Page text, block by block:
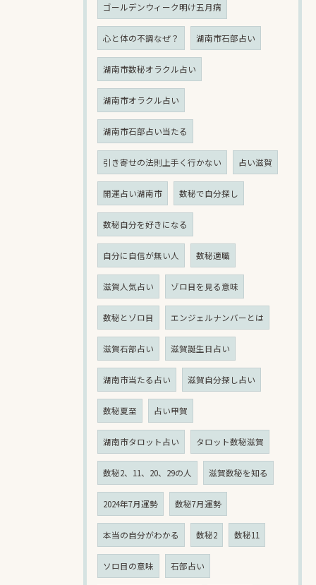
ゴールデンウィーク明け五月病
心と体の不調なぜ？ 湖南市石部占い
湖南市数秘オラクル占い
湖南市オラクル占い
湖南市石部占い当たる
引き寄せの法則上手く行かない 占い滋賀
開運占い湖南市 数秘で自分探し
数秘自分を好きになる
自分に自信が無い人 数秘適職
滋賀人気占い ゾロ目を見る意味
数秘とゾロ目 エンジェルナンバーとは
滋賀石部占い 滋賀誕生日占い
湖南市当たる占い 滋賀自分探し占い
数秘夏至 占い甲賀
湖南市タロット占い タロット数秘滋賀
数秘2、11、20、29の人 滋賀数秘を知る
2024年7月運勢 数秘7月運勢
本当の自分がわかる 数秘2 数秘11
ソロ目の意味 石部占い